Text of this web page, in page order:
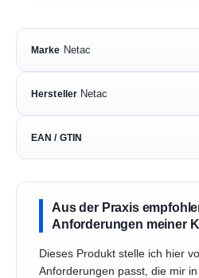
Marke Netac
Hersteller Netac
EAN / GTIN
Aus der Praxis
Anforderungen meiner
Dieses Produkt stelle ich hier
Anforderungen passt, die mir